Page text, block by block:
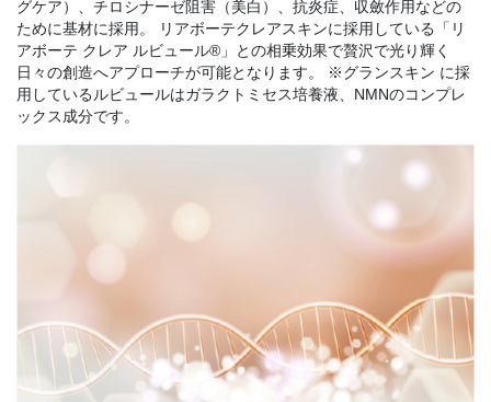
グケア）、チロシナーゼ阻害（美白）、抗炎症、収斂作用などの
ために基材に採用。 リアボーテクレアスキンに採用している「リ
アボーテ クレア ルビュール®︎」との相乗効果で贅沢で光り輝く
日々の創造へアプローチが可能となります。 ※グランスキン に採
用しているルビュールはガラクトミセス培養液、NMNのコンプレ
ックス成分です。